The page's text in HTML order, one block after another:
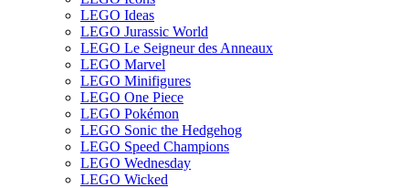
LEGO Ideas
LEGO Jurassic World
LEGO Le Seigneur des Anneaux
LEGO Marvel
LEGO Minifigures
LEGO One Piece
LEGO Pokémon
LEGO Sonic the Hedgehog
LEGO Speed Champions
LEGO Wednesday
LEGO Wicked